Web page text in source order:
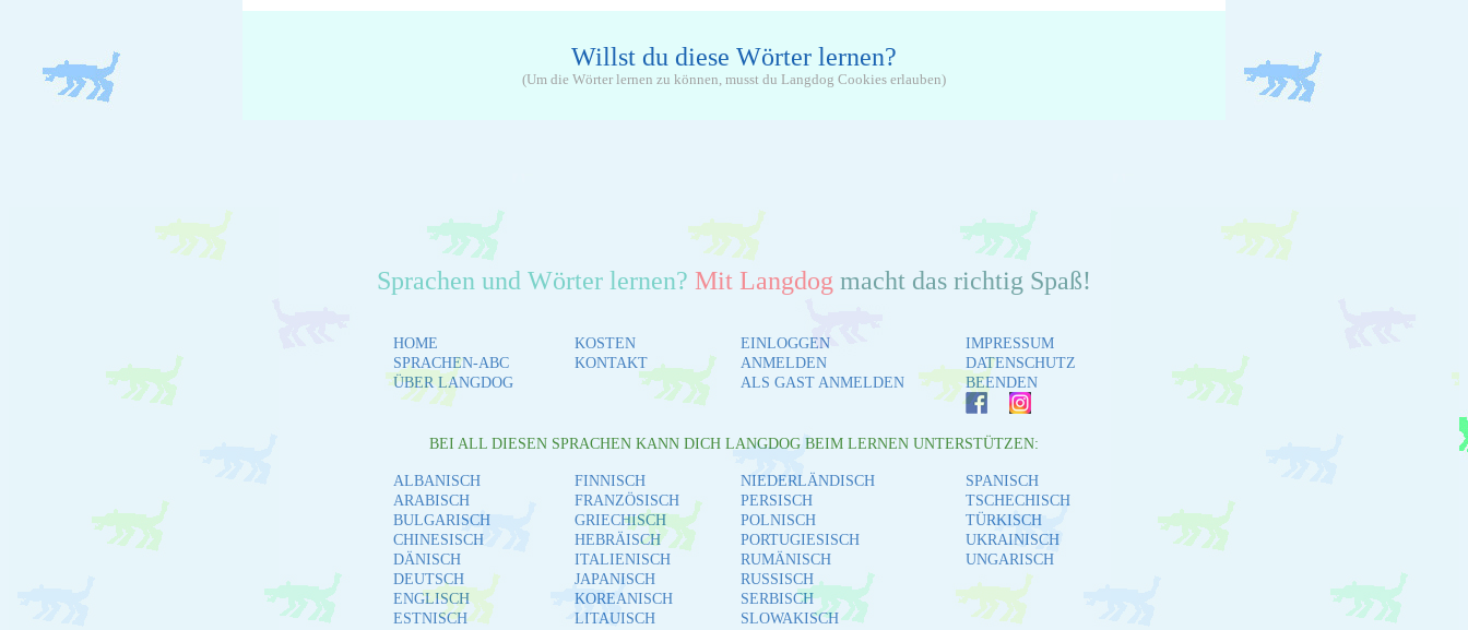
Willst du diese Wörter lernen?
(Um die Wörter lernen zu können, musst du Langdog Cookies erlauben)
Sprachen und Wörter lernen? Mit Langdog macht das richtig Spaß!
HOME
SPRACHEN-ABC
ÜBER LANGDOG
KOSTEN
KONTAKT
EINLOGGEN
ANMELDEN
ALS GAST ANMELDEN
IMPRESSUM
DATENSCHUTZ
BEENDEN
BEI ALL DIESEN SPRACHEN KANN DICH LANGDOG BEIM LERNEN UNTERSTÜTZEN:
ALBANISCH
ARABISCH
BULGARISCH
CHINESISCH
DÄNISCH
DEUTSCH
ENGLISCH
ESTNISCH
FINNISCH
FRANZÖSISCH
GRIECHISCH
HEBRÄISCH
ITALIENISCH
JAPANISCH
KOREANISCH
LITAUISCH
NIEDERLÄNDISCH
PERSISCH
POLNISCH
PORTUGIESISCH
RUMÄNISCH
RUSSISCH
SERBISCH
SLOWAKISCH
SPANISCH
TSCHECHISCH
TÜRKISCH
UKRAINISCH
UNGARISCH